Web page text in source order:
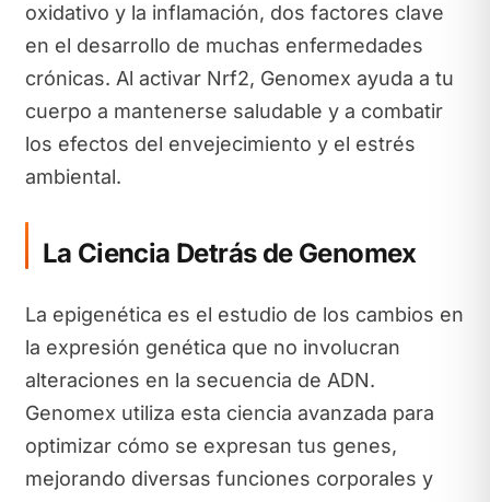
oxidativo y la inflamación, dos factores clave
en el desarrollo de muchas enfermedades
crónicas. Al activar Nrf2, Genomex ayuda a tu
cuerpo a mantenerse saludable y a combatir
los efectos del envejecimiento y el estrés
ambiental.
La Ciencia Detrás de Genomex
La epigenética es el estudio de los cambios en
la expresión genética que no involucran
alteraciones en la secuencia de ADN.
Genomex utiliza esta ciencia avanzada para
optimizar cómo se expresan tus genes,
mejorando diversas funciones corporales y